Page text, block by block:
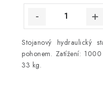
Stojanový hydraulický
pohonem. Zatížení:
33 kg.